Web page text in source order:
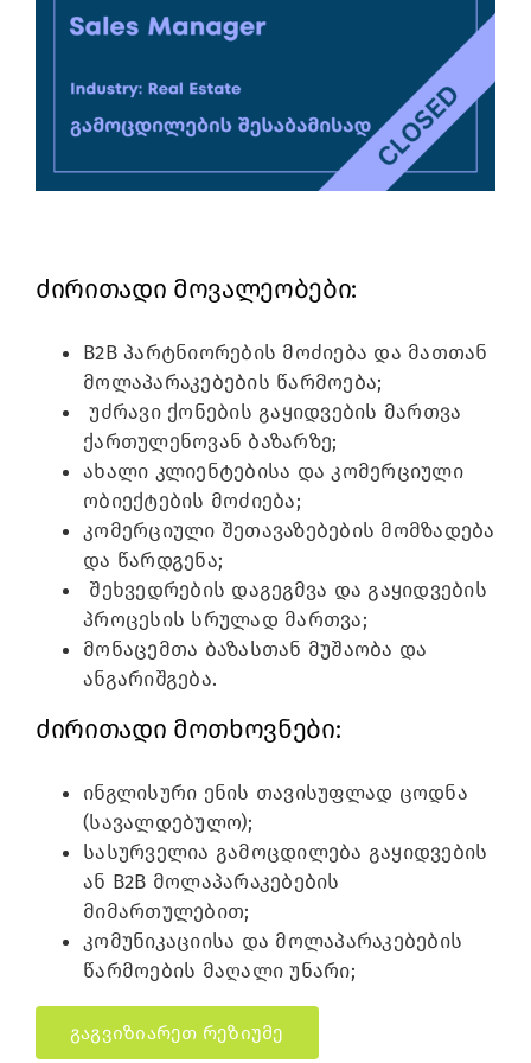
ძირითადი მოვალეობები:
B2B პარტნიორების მოძიება და მათთან
მოლაპარაკებების წარმოება;
უძრავი ქონების გაყიდვების მართვა
ქართულენოვან ბაზარზე;
ახალი კლიენტებისა და კომერციული
ობიექტების მოძიება;
კომერციული შეთავაზებების მომზადება
და წარდგენა;
შეხვედრების დაგეგმვა და გაყიდვების
პროცესის სრულად მართვა;
მონაცემთა ბაზასთან მუშაობა და
ანგარიშგება.
ძირითადი მოთხოვნები:
ინგლისური ენის თავისუფლად ცოდნა
(სავალდებულო);
სასურველია გამოცდილება გაყიდვების
ან B2B მოლაპარაკებების
მიმართულებით;
კომუნიკაციისა და მოლაპარაკებების
წარმოების მაღალი უნარი;
გაგვიზიარეთ რეზიუმე